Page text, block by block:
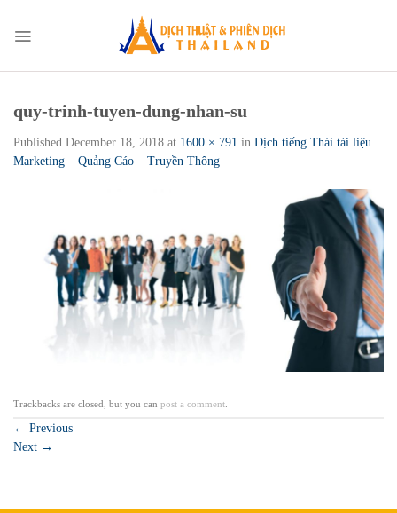
content
quy-trinh-tuyen-dung-nhan-su
Published December 18, 2018 at 1600 × 791 in Dịch tiếng Thái tài liệu
Marketing – Quảng Cáo – Truyền Thông
Trackbacks are closed, but you can post a comment
← Previous
Next →